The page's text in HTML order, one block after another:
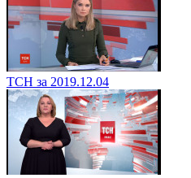
ТСН за 2019.12.04